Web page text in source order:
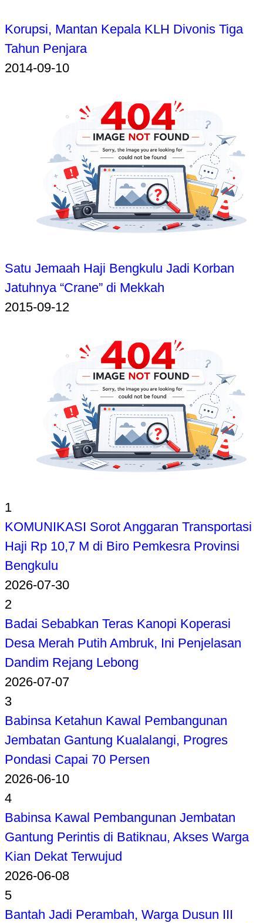
Korupsi, Mantan Kepala KLH Divonis Tiga
Tahun Penjara
2014-09-10
Satu Jemaah Haji Bengkulu Jadi Korban
Jatuhnya “Crane” di Mekkah
2015-09-12
1
KOMUNIKASI Sorot Anggaran Transportasi
Haji Rp 10,7 M di Biro Pemkesra Provinsi
Bengkulu
2026-07-30
2
Badai Sebabkan Teras Kanopi Koperasi
Desa Merah Putih Ambruk, Ini Penjelasan
Dandim Rejang Lebong
2026-07-07
3
Babinsa Ketahun Kawal Pembangunan
Jembatan Gantung Kualalangi, Progres
Pondasi Capai 70 Persen
2026-06-10
4
Babinsa Kawal Pembangunan Jembatan
Gantung Perintis di Batiknau, Akses Warga
Kian Dekat Terwujud
2026-06-08
5
Bantah Jadi Perambah, Warga Dusun III